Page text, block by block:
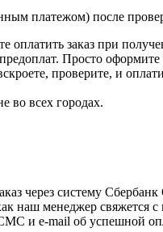
оплатить заказ при
Просто
проверите, и
во всех городах.
через систему
наш менеджер свяжется
и е-mail об успешной